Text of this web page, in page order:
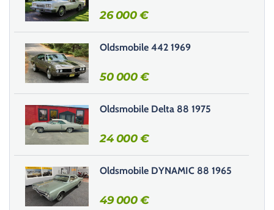
r
c
e
c
h
a
m
p
v
d
e
.
26 000€
Oldsmobile 442 1969
50 000€
Oldsmobile Delta 88 1975
24 000€
Oldsmobile DYNAMIC 88 1965
49 000€